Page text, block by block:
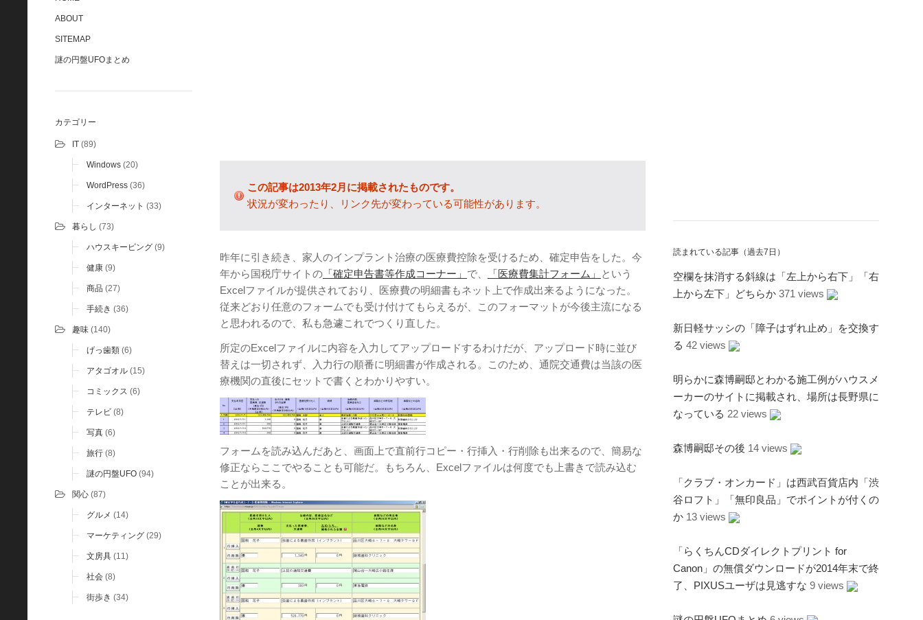
ABOUT
SITEMAP
謎の円盤UFOまとめ
カテゴリー
IT (89)
Windows (20)
WordPress (36)
インターネット (33)
暮らし (73)
ハウスキーピング (9)
健康 (9)
商品 (27)
手続き (36)
趣味 (140)
げっ歯類 (6)
アタゴオル (15)
コミックス (6)
テレビ (8)
写真 (6)
旅行 (8)
謎の円盤UFO (94)
関心 (87)
グルメ (14)
マーケティング (29)
文房具 (11)
社会 (8)
街歩き (34)
この記事は2013年2月に掲載されたものです。
状況が変わったり、リンク先が変わっている可能性があります。
昨年に引き続き、家人のインプラント治療の医療費控除を受けるため、確定申告をした。今
年から国税庁サイトの 「確定申告書等作成コーナー」 で、 「医療費集計フォーム」
という
Excelファイルが提供されており、医療費の明細書もネット上で作成出来るようになった。
従来どおり任意のフォームでも受け付けてもらえるが、このフォーマットが今後主流になる
と思われるので、私も急遽これでつくり直した。
所定のExcelファイルに内容を入力してアップロードするわけだが、アップロード時に並び
替えは一切されず、入力行の順番に明細書が作成される。このため、通院交通費は当該の医
療機関の直後にセットで書くとわかりやすい。
フォームを読み込んだあと、画面上で直前行コピー・行挿入・行削除も出来るので、簡易な
修正ならここでやることも可能だ。もちろん、Excelファイルは何度でも上書きで読み込む
ことが出来る。
読まれている記事（過去7日）
空欄を抹消する斜線は「左上から右下」「右
上から左下」どちらか 371 views
新日軽サッシの「障子はずれ止め」を交換す
る 42 views
明らかに森博嗣邸とわかる施工例がハウスメ
ーカーのサイトに掲載され、場所は長野県に
なっている 22 views
森博嗣邸その後 14 views
「クラブ・オンカード」は西武百貨店内「渋
谷ロフト」「無印良品」でポイントが付くの
か 13 views
「らくちんCDダイレクトプリント for
Canon」の無償ダウンロードが2014年末で終
了、PIXUSユーザは見逃すな 9 views